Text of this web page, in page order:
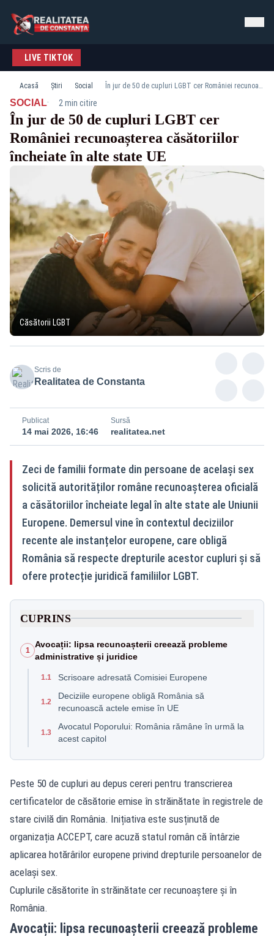
LIVE TIKTOK
Acasă Știri Social În jur de 50 de cupluri LGBT cer României recunoașterea căsătoriilor încheiate în alte state UE
SOCIAL· 2 min citire
În jur de 50 de cupluri LGBT cer
României recunoașterea căsătoriilor
încheiate în alte state UE
Căsătorii LGBT
Scris de
Realitatea de Constanta
Publicat
14 mai 2026, 16:46
Sursă
realitatea.net
Zeci de familii formate din persoane de același sex
solicită autorităților române recunoașterea oficială
a căsătoriilor încheiate legal în alte state ale Uniunii
Europene. Demersul vine în contextul deciziilor
recente ale instanțelor europene, care obligă
România să respecte drepturile acestor cupluri și să
ofere protecție juridică familiilor LGBT.
CUPRINS
1
Avocații: lipsa recunoașterii creează probleme
administrative și juridice
1.1 Scrisoare adresată Comisiei Europene
1.2
Deciziile europene obligă România să
recunoască actele emise în UE
1.3
Avocatul Poporului: România rămâne în urmă la
acest capitol
Peste 50 de cupluri au depus cereri pentru transcrierea
certificatelor de căsătorie emise în străinătate în registrele de
stare civilă din România. Inițiativa este susținută de
organizația ACCEPT, care acuză statul român că întârzie
aplicarea hotărârilor europene privind drepturile persoanelor de
același sex.
Cuplurile căsătorite în străinătate cer recunoaștere și în
România.
Avocații: lipsa recunoașterii creează probleme